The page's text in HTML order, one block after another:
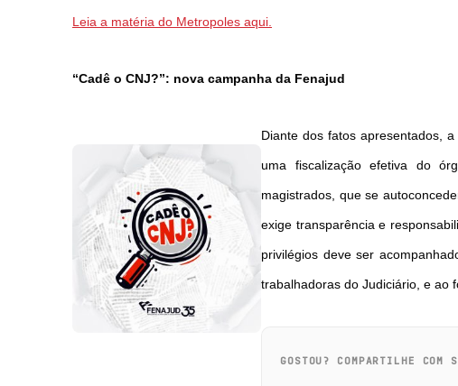
Leia a matéria do Metropoles aqui.
“Cadê o CNJ?”: nova campanha da Fenajud
Diante dos fatos apresentados,
uma fiscalização efetiva do
magistrados, que se
exige transparência e
privilégios deve ser
trabalhadoras do Judiciário, e ao
GOSTOU? COMPARTILHE COM